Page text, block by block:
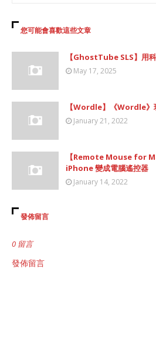
您可能會喜歡這些文章
【GhostTube SLS】用
May 17, 2025
【Wordle】《Wordle》
January 21, 2022
【Remote Mouse for
iPhone 變成電腦遙控器
January 14, 2022
發佈留言
0 留言
發佈留言